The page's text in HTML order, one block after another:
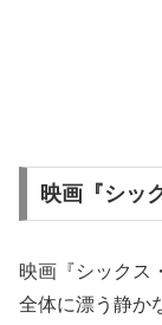
映画『シッ
映画『シックス
全体に漂う静か